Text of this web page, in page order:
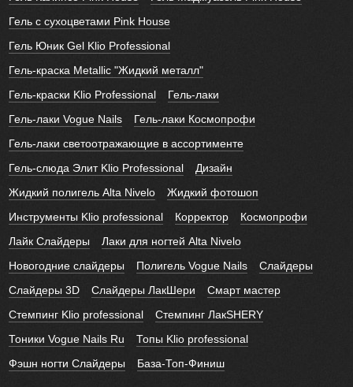
Гель с сухоцветами Pink House
Гель Юник Gel Klio Professional
Гель-краска Metallic "Жидкий металл"
Гель-краски Klio Professional
Гель-лаки
Гель-лаки Vogue Nails
Гель-лаки Космопрофи
Гель-лаки светоотражающие в ассортименте
Гель-слюда Элит Klio Professional
Дизайн
Жидкий полигель Alta Nivelo
Жидкий фотошоп
Инструменты Klio professional
Корректор
Космопрофи
Лайк Слайдеры
Лаки для ногтей Alta Nivelo
Новогодние слайдеры
Полигель Vogue Nails
Слайдеры
Слайдеры 3D
Слайдеры ЛакШери
Смарт мастер
Стемпинг Klio professional
Стемпинг ЛакSHERY
Тоники Vogue Nails Ru
Топы Klio professional
Фэшн ногти Слайдеры
База-Топ-Финиш